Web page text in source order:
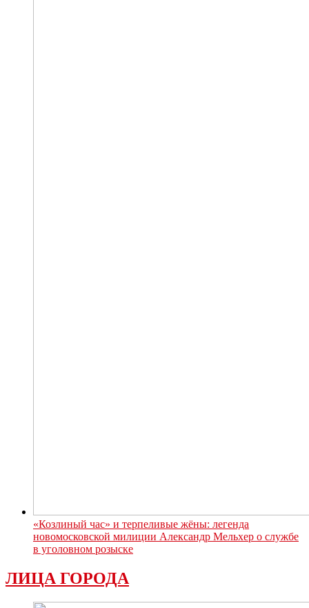
«Козлиный час» и терпеливые жёны: легенда
новомосковской милиции Александр Мельхер о службе
в уголовном розыске
ЛИЦА ГОРОДА